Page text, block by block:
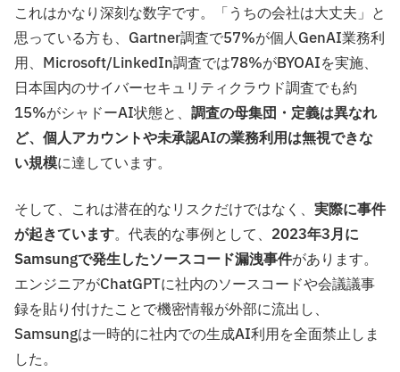
これはかなり深刻な数字です。「うちの会社は大丈夫」と
思っている方も、Gartner調査で57%が個人GenAI業務利
用、Microsoft/LinkedIn調査では78%がBYOAIを実施、
日本国内のサイバーセキュリティクラウド調査でも約
15%がシャドーAI状態と、 調査の母集団・定義は異なれ
ど、個人アカウントや未承認AIの業務利用は無視できな
い規模に達しています。
そして、これは潜在的なリスクだけではなく、 実際に事件
が起きています。代表的な事例として、 2023年3月に
Samsungで発生したソースコード漏洩事件があります。
エンジニアがChatGPTに社内のソースコードや会議議事
録を貼り付けたことで機密情報が外部に流出し、
Samsungは一時的に社内での生成AI利用を全面禁止しま
した。